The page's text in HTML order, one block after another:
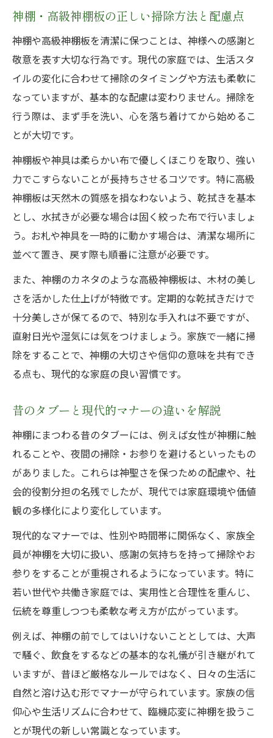
神棚・高級神棚板の正しい掃除方法と配慮点
神棚や高級神棚板を清潔に保つことは、神様への感謝と
敬意を表す大切な行為です。現代の家庭では、生活スタ
イルの変化に合わせて掃除のタイミングや方法も柔軟に
なっていますが、基本的な配慮は変わりません。掃除を
行う際は、まず手を洗い、心を落ち着けてから始めるこ
とが大切です。
神棚板や神具は柔らかい布で優しくほこりを取り、強い
力でこすらないことが長持ちさせるコツです。特に高級
神棚板は天然木の質感を損なわないよう、乾拭きを基本
とし、水拭きが必要な場合は固く絞った布で行いましょ
う。お札や神具を一時的に動かす場合は、清潔な場所に
並べて置き、戻す際も順番に注意が必要です。
また、神棚のカネタのような高級神棚板は、木材の美し
さを活かした仕上げが特徴です。定期的な乾拭きだけで
十分美しさが保てるので、特別な手入れは不要ですが、
直射日光や湿気には気をつけましょう。家族で一緒に掃
除をすることで、神棚の大切さや信仰の意味を共有でき
る点も、現代的な家庭の良い習慣です。
昔のタブーと現代的マナーの違いを解説
神棚にまつわる昔のタブーには、例えば女性が神棚に触
れることや、夜間の掃除・お参りを避けるといったもの
がありました。これらは神聖さを保つための配慮や、社
会的役割分担の名残でしたが、現代では家庭環境や価値
観の多様化により変化しています。
現代的なマナーでは、性別や時間帯に関係なく、家族全
員が神棚を大切に扱い、感謝の気持ちを持って掃除やお
参りをすることが重視されるようになっています。特に
若い世代や共働き家庭では、実用性と合理性を重んじ、
伝統を尊重しつつも柔軟な考え方が広がっています。
例えば、神棚の前でしてはいけないこととしては、大声
で騒ぐ、飲食をするなどの基本的な礼儀が引き継がれて
いますが、昔ほど厳格なルールではなく、日々の生活に
自然と溶け込む形でマナーが守られています。家族の信
仰心や生活リズムに合わせて、臨機応変に神棚を扱うこ
とが現代の新しい常識となっています。